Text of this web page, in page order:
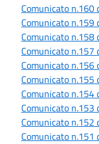
Comunicato
Comunicato
Comunicato
Comunicato
Comunicato
Comunicato
Comunicato
Comunicato
Comunicato
Comunicato